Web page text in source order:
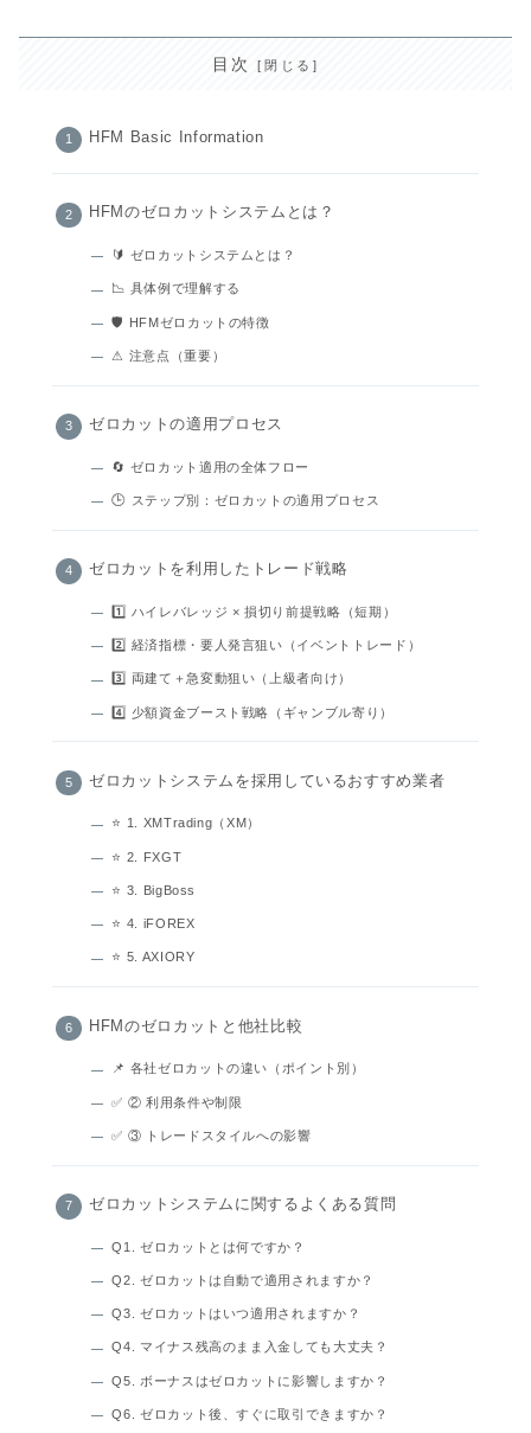
目次
HFM Basic Information
HFMのゼロカットシステムとは？
🔰 ゼロカットシステムとは？
📉 具体例で理解する
🛡 HFMゼロカットの特徴
⚠ 注意点（重要）
ゼロカットの適用プロセス
🔄 ゼロカット適用の全体フロー
🕒 ステップ別：ゼロカットの適用プロセス
ゼロカットを利用したトレード戦略
1️⃣ ハイレバレッジ × 損切り前提戦略（短期）
2️⃣ 経済指標・要人発言狙い（イベントトレード）
3️⃣ 両建て＋急変動狙い（上級者向け）
4️⃣ 少額資金ブースト戦略（ギャンブル寄り）
ゼロカットシステムを採用しているおすすめ業者
⭐ 1. XMTrading（XM）
⭐ 2. FXGT
⭐ 3. BigBoss
⭐ 4. iFOREX
⭐ 5. AXIORY
HFMのゼロカットと他社比較
📌 各社ゼロカットの違い（ポイント別）
✅ ② 利用条件や制限
✅ ③ トレードスタイルへの影響
ゼロカットシステムに関するよくある質問
Q1. ゼロカットとは何ですか？
Q2. ゼロカットは自動で適用されますか？
Q3. ゼロカットはいつ適用されますか？
Q4. マイナス残高のまま入金しても大丈夫？
Q5. ボーナスはゼロカットに影響しますか？
Q6. ゼロカット後、すぐに取引できますか？